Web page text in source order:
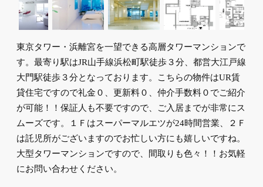
東京タワー・浜離宮を一望できる高層タワーマンションで
す。最寄り駅はJR山手線浜松町駅徒歩３分、都営大江戸線
大門駅徒歩３分となっております。こちらの物件はUR賃
貸住宅ですので礼金０、更新料０、仲介手数料０でご紹介
が可能！！保証人も不要ですので、ご入居までが非常にス
ムーズです。１Ｆはスーパーマルエツが24時間営業、２Ｆ
は託児所がございますのでお忙しい方にも嬉しいですね。
大型タワーマンションですので、間取りも色々！！お気軽
にお問い合わせください。